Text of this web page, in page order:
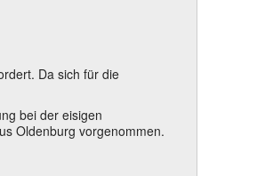
Da sich für die
bei der eisigen
Oldenburg vorgenommen.